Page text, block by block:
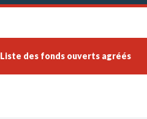
Liste des fonds ouverts agréés